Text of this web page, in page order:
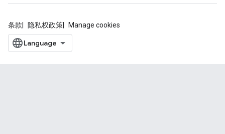
条款 隐私权政策 Manage cookies